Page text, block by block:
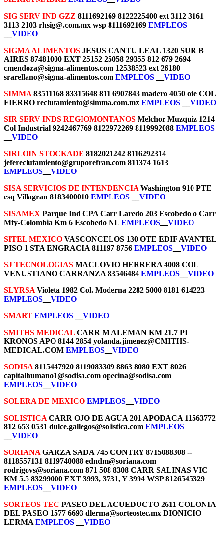
SIG SERV IND GZZ 8111692169 8122225400 ext 3112 3161
3113 2103 rhsig@.com.mx wsp 8111692169 EMPLEOS
VIDEO
SIGMA ALIMENTOS JESUS CANTU LEAL 1320 SUR B
AIRES 87481000 EXT 25152 25058 29355 812 679 2694
cmendoza@sigma-alimentos.com 12538523 ext 26180
srarellano@sigma-alimentos.com EMPLEOS
VIDEO
SIMMA 83511168 83315648 811 6907843 madero 4050 ote COL
FIERRO reclutamiento@simma.com.mx EMPLEOS
VIDEO
SIR SERV INDS REGIOMONTANOS Melchor Muzquiz 1214
Col Industrial 9242467769 8122972269 8119992088 EMPLEOS
VIDEO
SIRLOIN STOCKADE 8182021242 8116292314
jefereclutamiento@gruporefran.com 811374 1613
EMPLEOS
VIDEO
SISA SERVICIOS DE INTENDENCIA Washington 910 PTE
esq Villagran 8183400010 EMPLEOS
VIDEO
SISAMEX Parque Ind CPA Carr Laredo 203 Escobedo o Carr
Mty-Colombia Km 6 Escobedo NL EMPLEOS
VIDEO
SITEL MEXICO VASCONCELOS 130 OTE EDIF AVANTEL
PISO 1 STA ENGRACIA 811197 8756 EMPLEOS
VIDEO
SJ TECNOLOGIAS MACLOVIO HERRERA 4008 COL
VENUSTIANO CARRANZA 83546484 EMPLEOS
VIDEO
SLYRSA Violeta 1982 Col. Moderna 2282 5000 8181 614223
EMPLEOS
VIDEO
SMART EMPLEOS
VIDEO
SMITHS MEDICAL CARR M ALEMAN KM 21.7 PI
KRONOS APO 8144 2854 yolanda.jimenez@CMITHS-
MEDICAL.COM EMPLEOS
VIDEO
SODISA 8115447920 8119083309 8863 8080 EXT 8026
capitalhumano1@sodisa.com opecina@sodisa.com
EMPLEOS
VIDEO
SOLERA DE MEXICO EMPLEOS
VIDEO
SOLISTICA CARR OJO DE AGUA 201 APODACA 11563772
812 653 0531 dulce.gallegos@solistica.com EMPLEOS
VIDEO
SORIANA GARZA SADA 745 CONTRY 8715088308 --
8118557131 8119740088 edndm@soriana.com
rodrigovs@soriana.com 871 508 8308 CARR SALINAS VIC
KM 5.5 83299000 EXT 3993, 3731, Y 3994 WSP 8126545329
EMPLEOS
VIDEO
SORTEOS TEC PASEO DEL ACUEDUCTO 2611 COLONIA
DEL PASEO 1577 6693 dlerma@sorteostec.mx DIONICIO
LERMA EMPLEOS
VIDEO